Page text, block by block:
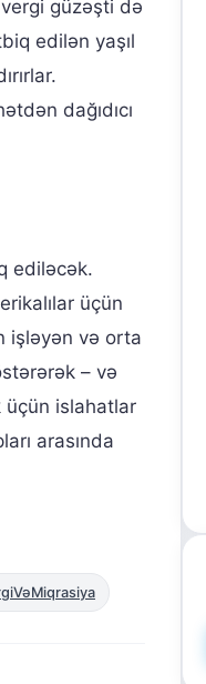
güzəşti də
edilən yaşıl
dağıdıcı
ediləcək.
üçün
işləyən və orta
– və
üçün islahatlar
arasında